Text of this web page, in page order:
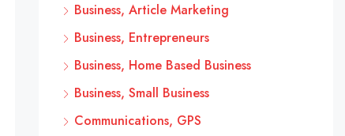
Business, Article Marketing
Business, Entrepreneurs
Business, Home Based Business
Business, Small Business
Communications, GPS